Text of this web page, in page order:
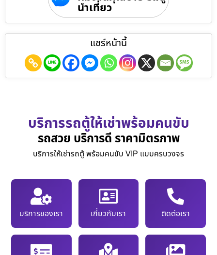
นำเที่ยว
แชร์หน้านี้
บริการรถตู้ให้เช่าพร้อมคนขับ
รถสวย บริการดี ราคามิตรภาพ
บริการให้เช่ารถตู้ พร้อมคนขับ VIP แบบครบวงจร
บริการของเรา เกี่ยวกับเรา ติดต่อเรา